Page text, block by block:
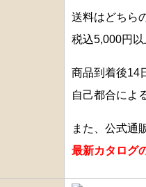
送料はどちら
税込5,000円以
商品到着後14
自己都合によ
また、公式通
最新カタログ